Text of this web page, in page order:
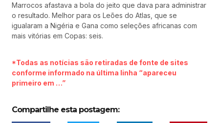
Marrocos afastava a bola do jeito que dava para administrar
o resultado. Melhor para os Leões do Atlas, que se
igualaram a Nigéria e Gana como seleções africanas com
mais vitórias em Copas: seis.
*Todas as notícias são retiradas de fonte de sites
conforme informado na última linha “apareceu
primeiro em …”
Compartilhe esta postagem: